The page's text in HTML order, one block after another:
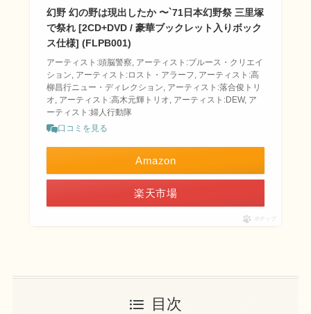
幻野 幻の野は現出したか 〜`71日本幻野祭 三里塚
で祭れ [2CD+DVD / 豪華ブックレット入りボック
ス仕様] (FLPB001)
アーティスト:頭脳警察, アーティスト:ブルース・クリエイ
ション, アーティスト:ロスト・アラーフ, アーティスト:高
柳昌行ニュー・ディレクション, アーティスト:落合俊トリ
オ, アーティスト:高木元輝トリオ, アーティスト:DEW, ア
ーティスト:婦人行動隊
口コミを見る
Amazon
楽天市場
ポチップ
目次